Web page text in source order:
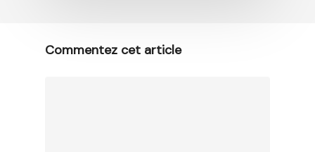
Commentez cet article